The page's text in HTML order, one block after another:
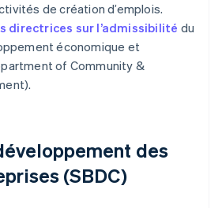
de création d’emplois.
directrices sur l’admissibilité du
économique et
of Community &
des
(SBDC)